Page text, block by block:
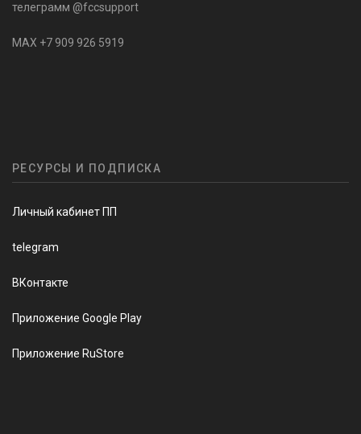
телеграмм @fccsupport
MAX +7 909 926 5919
РЕСУРСЫ И ПОДПИСКА
Личный кабинет ПП
telegram
ВКонтакте
Приложение Google Play
Приложение RuStore